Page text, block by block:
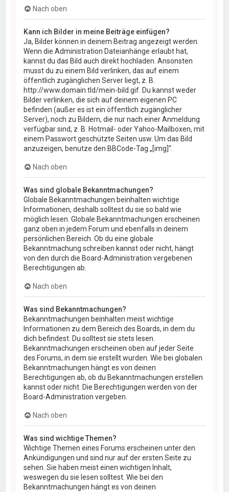
Nach oben
Kann ich Bilder in meine Beiträge einfügen?
Ja, Bilder können in deinem Beitrag angezeigt werden.
Wenn die Administration Dateianhänge erlaubt hat,
kannst du das Bild auch direkt hochladen. Ansonsten
musst du zu einem Bild verlinken, das auf einem
öffentlich zugänglichen Server liegt, z. B.
http://www.domain.tld/mein-bild.gif. Du kannst weder
Bilder verlinken, die sich auf deinem eigenen PC
befinden (außer es ist ein öffentlich zugänglicher
Server), noch zu Bildern, die nur nach einer Anmeldung
verfügbar sind, z. B. Hotmail- oder Yahoo-Mailboxen, mit
einem Passwort geschützte Seiten usw. Um das Bild
anzuzeigen, benutze den BBCode-Tag „[img]“.
Nach oben
Was sind globale Bekanntmachungen?
Globale Bekanntmachungen beinhalten wichtige
Informationen, deshalb solltest du sie so bald wie
möglich lesen. Globale Bekanntmachungen erscheinen
ganz oben in jedem Forum und ebenfalls in deinem
persönlichen Bereich. Ob du eine globale
Bekanntmachung schreiben kannst oder nicht, hängt
von den durch die Board-Administration vergebenen
Berechtigungen ab.
Nach oben
Was sind Bekanntmachungen?
Bekanntmachungen beinhalten meist wichtige
Informationen zu dem Bereich des Boards, in dem du
dich befindest. Du solltest sie stets lesen.
Bekanntmachungen erscheinen oben auf jeder Seite
des Forums, in dem sie erstellt wurden. Wie bei globalen
Bekanntmachungen hängt es von deinen
Berechtigungen ab, ob du Bekanntmachungen erstellen
kannst oder nicht. Die Berechtigungen werden von der
Board-Administration vergeben.
Nach oben
Was sind wichtige Themen?
Wichtige Themen eines Forums erscheinen unter den
Ankündigungen und sind nur auf der ersten Seite zu
sehen. Sie haben meist einen wichtigen Inhalt,
weswegen du sie lesen solltest. Wie bei den
Bekanntmachungen hängt es von deinen